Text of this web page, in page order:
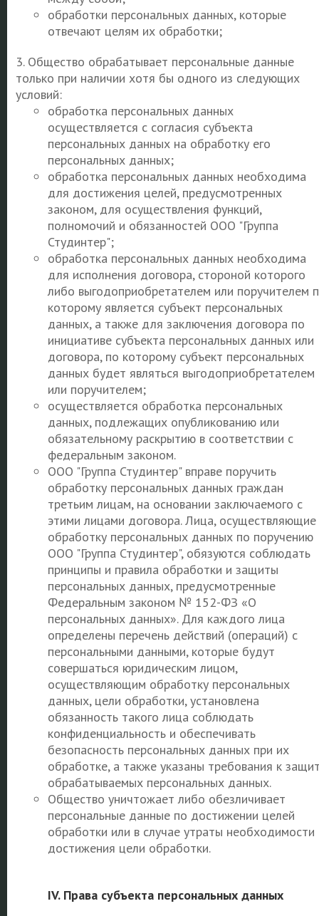
обработки персональных данных, которые
отвечают целям их обработки;
3. Общество обрабатывает персональные данные
только при наличии хотя бы одного из следующих
условий:
обработка персональных данных
осуществляется с согласия субъекта
персональных данных на обработку его
персональных данных;
обработка персональных данных необходима
для достижения целей, предусмотренных
законом, для осуществления функций,
полномочий и обязанностей ООО "Группа
Студинтер";
обработка персональных данных необходима
для исполнения договора, стороной которого
либо выгодоприобретателем или поручителем
которому является субъект персональных
данных, а также для заключения договора по
инициативе субъекта персональных данных или
договора, по которому субъект персональных
данных будет являться выгодоприобретателем
или поручителем;
осуществляется обработка персональных
данных, подлежащих опубликованию или
обязательному раскрытию в соответствии с
федеральным законом.
ООО "Группа Студинтер" вправе поручить
обработку персональных данных граждан
третьим лицам, на основании заключаемого с
этими лицами договора. Лица, осуществляющие
обработку персональных данных по поручению
ООО "Группа Студинтер", обязуются соблюдать
принципы и правила обработки и защиты
персональных данных, предусмотренные
Федеральным законом № 152-ФЗ «О
персональных данных». Для каждого лица
определены перечень действий (операций) с
персональными данными, которые будут
совершаться юридическим лицом,
осуществляющим обработку персональных
данных, цели обработки, установлена
обязанность такого лица соблюдать
конфиденциальность и обеспечивать
безопасность персональных данных при их
обработке, а также указаны требования к
обрабатываемых персональных данных.
Общество уничтожает либо обезличивает
персональные данные по достижении целей
обработки или в случае утраты необходимости
достижения цели обработки.
IV. Права субъекта персональных данных